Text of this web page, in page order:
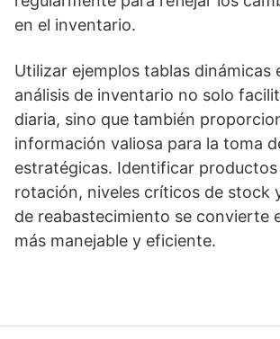
en el inventario.
Utilizar ejemplos tablas dinámicas
análisis de inventario no solo
diaria, sino que también
información valiosa para la toma
estratégicas. Identificar productos
rotación, niveles críticos de stock
de reabastecimiento se convierte
más manejable y eficiente.